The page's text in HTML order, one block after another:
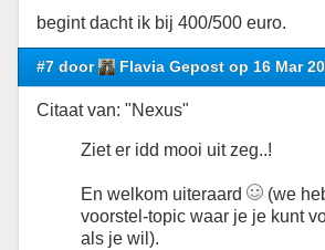
begint dacht ik bij 400/500 euro.
#7 door Flavia Gepost op 16 Mar
Citaat van: "Nexus"
Ziet er idd mooi uit zeg..!
En welkom uiteraard
(we
voorstel-topic waar je je kunt
als je wil).